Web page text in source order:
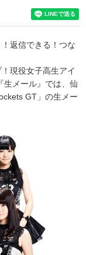
返信できる！つな
現役女子高生アイ
生メール』では、仙
GT」の生メー